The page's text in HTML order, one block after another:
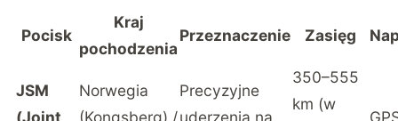
Pocisk
Kraj
pochodzenia
Przeznaczenie Zasięg
JSM
(Joint
Norwegia
(Kongsberg) /
Precyzyjne
uderzenia na
350–555
km (w